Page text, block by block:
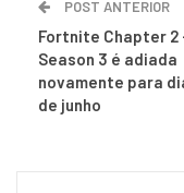
POST ANTERIOR
Fortnite Chapter 2
Season 3 é adiada
novamente para
de junho